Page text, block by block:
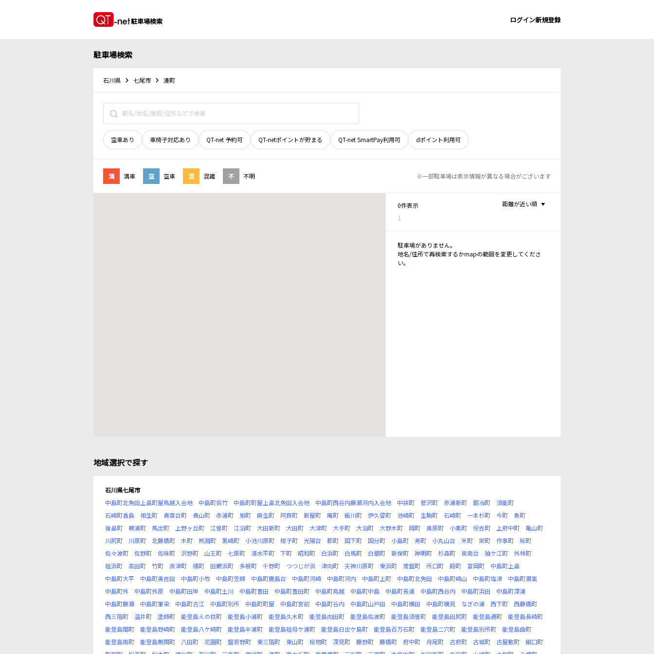
駐車場検索 ログイン新規登録
駐車場検索
石川県 七尾市 湊町
空車あり 車椅子対応あり QT-net 予約可 QT-netポイントが貯まる QT-net SmartPay利用可 dポイント利用可
満 満車 空 空車 混 混雑 不 不明 ※一部駐車場は表示情報が異なる場合がございます
0件表示
1
距離が近い順
駐車場がありません。
地名/住所で再検索するかmapの範囲を変更してくださ
い。
地域選択で探す
石川県七尾市
中島町北免田上畠町屋鳥越入会地
中島町呉竹 中島町町屋上畠北免田入会地 中島町西谷内藤瀬河内入会地 中挟町 菅沢町 赤浦新町 鍜冶町
須能町
石崎町香島
相生町 青葉台町 青山町 赤浦町 旭町 麻生町 阿良町 新屋町 庵町 飯川町 伊久留町 池崎町 生駒町 石崎町 一本杉町 今町
魚町
後畠町
鵜浦町 馬出町 上野ヶ丘町 江曽町 江泊町 大田新町 大田町 大津町 大手町 大泊町 大野木町 岡町 奥原町 小栗町 垣吉町 上府中町
亀山町
川尻町
川原町 北藤橋町 木町 熊淵町 黒崎町 小池川原町 柑子町 光陽台 郡町 国下町 国分町 小島町 寿町 小丸山台 米町 栄町 作事町
桜町
佐々波町
佐野町 佐味町 沢野町 山王町 七原町 清水平町 下町 昭和町 白浜町 白馬町 白銀町 新保町 神明町 杉森町 泉南台 袖ケ江町
外林町
祖浜町
高田町 竹町 直津町 橘町 田鶴浜町 多根町 千野町 つつじが浜 津向町 天神川原町 東浜町 常盤町 所口町 殿町 富岡町
中島町上畠
中島町大平
中島町奥吉田 中島町小牧 中島町笠師 中島町鹿島台 中島町河崎 中島町河内 中島町上町 中島町北免田 中島町崎山 中島町塩津
中島町瀬嵐
中島町外
中島町外原 中島町田岸 中島町土川 中島町豊田 中島町豊田町 中島町鳥越 中島町中島 中島町長浦 中島町西谷内 中島町浜田
中島町深浦
中島町藤瀬
中島町筆染 中島町古江 中島町別所 中島町町屋 中島町宮前 中島町谷内 中島町山戸田 中島町横田 中島町横見 なぎの浦 西下町
西藤橋町
西三階町
温井町 塗師町 能登島えの目町 能登島小浦町 能登島久木町 能登島向田町 能登島佐波町 能登島須曽町 能登島田尻町 能登島通町
能登島長崎町
能登島閨町
能登島野崎町 能登島八ケ崎町 能登島半浦町 能登島祖母ケ浦町 能登島日出ケ島町 能登島百万石町 能登島二穴町 能登島別所町
能登島曲町
能登島南町
能登島無関町 八田町 花園町 盤若野町 東三階町 東山町 桧物町 深見町 藤野町 藤橋町 府中町 舟尾町 古府町 古城町 古屋敷町
細口町